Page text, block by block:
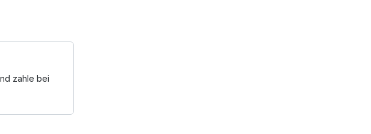
Lunchpaket
erleben Sie
zahle bei